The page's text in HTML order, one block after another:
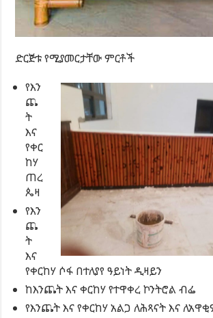
ድርጅቱ የሚያመርታቸው ምርቶች
የእን
ጨ
ት
እና
የቀር
ከሃ
ጠረ
ጴዛ
የእን
ጨ
ት
እና
የቀርከሃ ሶፋ በተለያየ ዓይነት ዲዛይን
ከእንጨት እና ቀርከሃ የተዋቀረ ኮንትሮል ብፌ
የእንጨት እና የቀርከሃ አልጋ ለሕጻናት እና